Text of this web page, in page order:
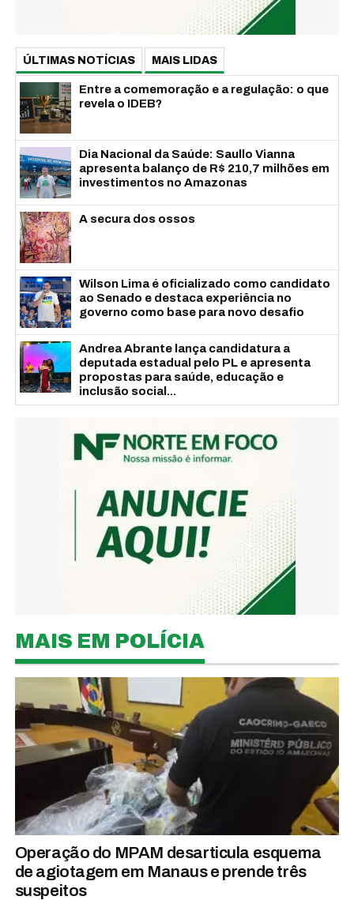
ÚLTIMAS NOTÍCIAS MAIS LIDAS
Entre a comemoração e a regulação: o que
revela o IDEB?
Dia Nacional da Saúde: Saullo Vianna
apresenta balanço de R$ 210,7 milhões em
investimentos no Amazonas
A secura dos ossos
Wilson Lima é oficializado como candidato
ao Senado e destaca experiência no
governo como base para novo desafio
Andrea Abrante lança candidatura a
deputada estadual pelo PL e apresenta
propostas para saúde, educação e
inclusão social...
MAIS EM POLÍCIA
Operação do MPAM desarticula esquema
de agiotagem em Manaus e prende três
suspeitos